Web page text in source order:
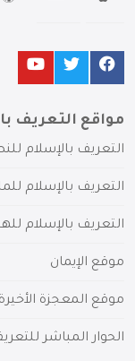
مواقع التعريف
التعريف بالإسلام
التعريف بالإسلام
التعريف بالإسلام
موقع الإيمان
موقع المعجزة الأخيرة
الحوار المباشر